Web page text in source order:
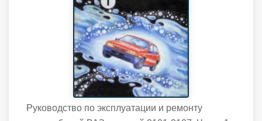
Руководство по эксплуатации и ремонту